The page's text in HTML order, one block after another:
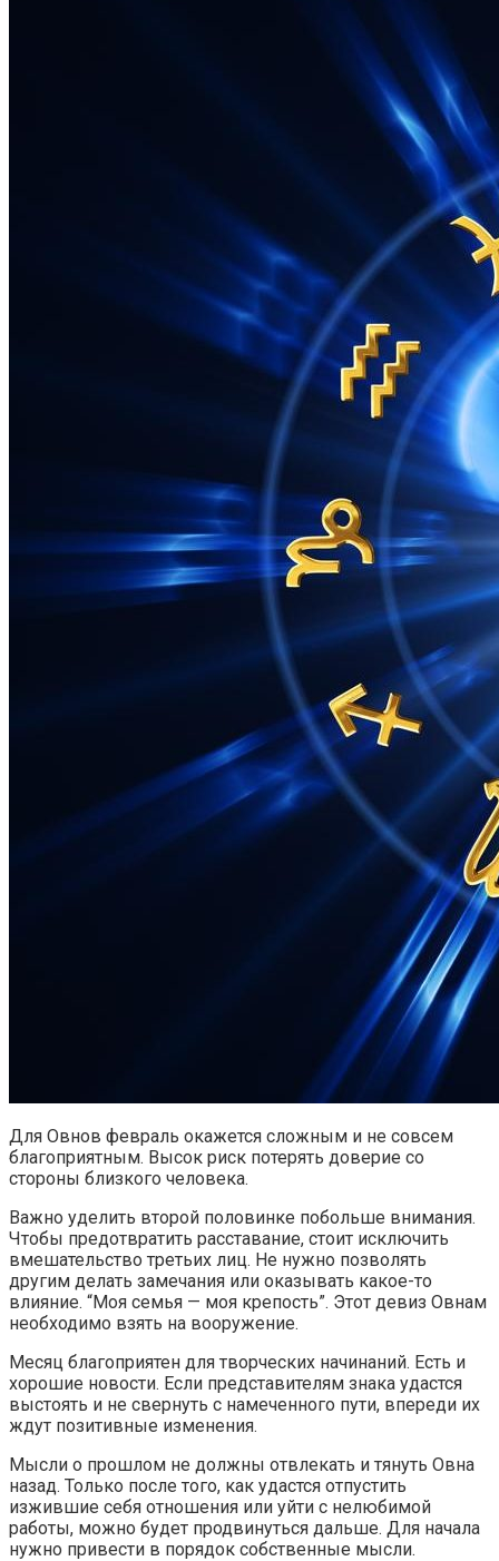
Для Овнов февраль окажется сложным и не совсем
благоприятным. Высок риск потерять доверие со
стороны близкого человека.
Важно уделить второй половинке побольше внимания.
Чтобы предотвратить расставание, стоит исключить
вмешательство третьих лиц. Не нужно позволять
другим делать замечания или оказывать какое-то
влияние. “Моя семья — моя крепость”. Этот девиз Овнам
необходимо взять на вооружение.
Месяц благоприятен для творческих начинаний. Есть и
хорошие новости. Если представителям знака удастся
выстоять и не свернуть с намеченного пути, впереди их
ждут позитивные изменения.
Мысли о прошлом не должны отвлекать и тянуть Овна
назад. Только после того, как удастся отпустить
изжившие себя отношения или уйти с нелюбимой
работы, можно будет продвинуться дальше. Для начала
нужно привести в порядок собственные мысли.